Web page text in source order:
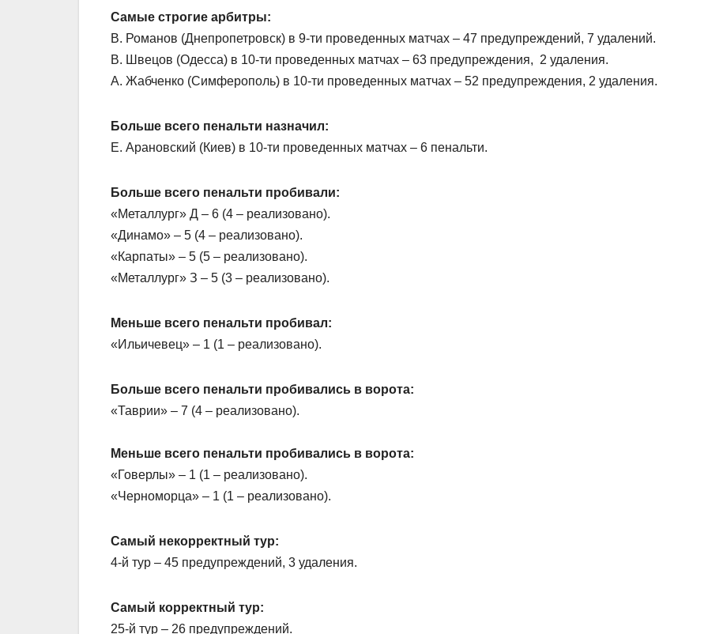
Самые строгие арбитры:
В. Романов (Днепропетровск) в 9-ти проведенных матчах – 47 предупреждений, 7 удалений.
В. Швецов (Одесса) в 10-ти проведенных матчах – 63 предупреждения, 2 удаления.
А. Жабченко (Симферополь) в 10-ти проведенных матчах – 52 предупреждения, 2 удаления.
Больше всего пенальти назначил:
Е. Арановский (Киев) в 10-ти проведенных матчах – 6 пенальти.
Больше всего пенальти пробивали:
«Металлург» Д – 6 (4 – реализовано).
«Динамо» – 5 (4 – реализовано).
«Карпаты» – 5 (5 – реализовано).
«Металлург» З – 5 (3 – реализовано).
Меньше всего пенальти пробивал:
«Ильичевец» – 1 (1 – реализовано).
Больше всего пенальти пробивались в ворота:
«Таврии» – 7 (4 – реализовано).
Меньше всего пенальти пробивались в ворота:
«Говерлы» – 1 (1 – реализовано).
«Черноморца» – 1 (1 – реализовано).
Самый некорректный тур:
4-й тур – 45 предупреждений, 3 удаления.
Самый корректный тур:
25-й тур – 26 предупреждений.